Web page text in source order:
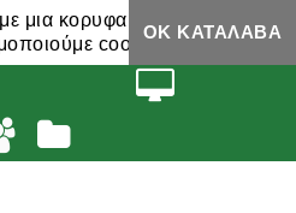
μια κορυφαία εμπειρία,
cookies.
ΟΚ ΚΑΤΆΛΑΒΑ